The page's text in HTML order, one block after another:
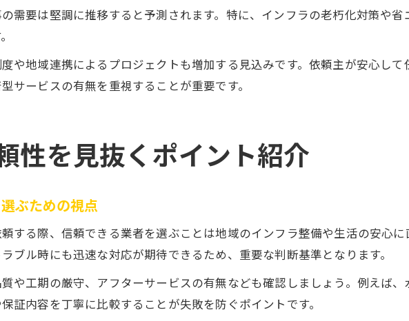
配管工事のアフターサポート対応も選定基準
需要は堅調に推移すると予測されます。特に、インフラの老朽化対策や
や地域連携によるプロジェクトも増加する見込みです。依頼主が安心し
サービスの有無を重視することが重要です。
性を見抜くポイント紹介
ぶための視点
する際、信頼できる業者を選ぶことは地域のインフラ整備や生活の安心
ブル時にも迅速な対応が期待できるため、重要な判断基準となります。
や工期の厳守、アフターサービスの有無なども確認しましょう。例えば
証内容を丁寧に比較することが失敗を防ぐポイントです。